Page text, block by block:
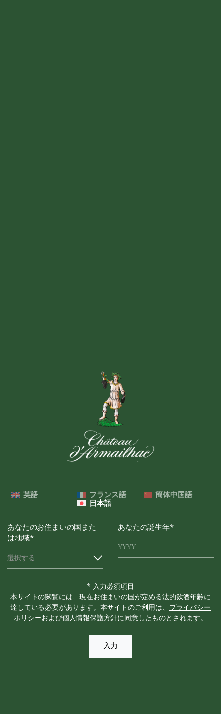
英語 フランス語
簡体中国語
日本語
あなたのお住まいの国また
は地域*
選択する
あなたの誕生年*
* 入力必須項目
本サイトの閲覧には、現在お住まいの国が定める法的飲酒年齢に
達している必要があります。本サイトのご利用は、 プライバシー
ポリシーおよび個人情報保護方針に同意したものとされます。
入力